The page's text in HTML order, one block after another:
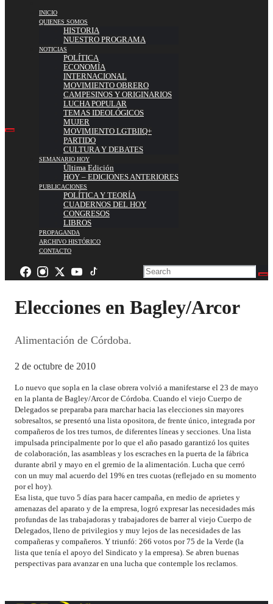
INICIO
QUIENES SOMOS
HISTORIA
NUESTRO PROGRAMA
NOTICIAS
POLÍTICA
ECONOMÍA
INTERNACIONAL
MOVIMIENTO OBRERO
CAMPESINOS Y ORIGINARIOS
LUCHA POPULAR
TEMAS IDEOLÓGICOS
MUJER
MOVIMIENTO LGTBIIQ+
PARTIDO
CULTURA Y DEBATES
SEMANARIO HOY
Última Edición
HOY – EDICIONES ANTERIORES
PUBLICACIONES
POLÍTICA Y TEORÍA
CUADERNOS DEL HOY
CONGRESOS
LIBROS
PROPAGANDA
ARCHIVO HISTÓRICO
CONTACTO
Elecciones en Bagley/Arcor
Alimentación de Córdoba.
2 de octubre de 2010
Lo nuevo que sopla en la clase obrera volvió a manifestarse el 23 de mayo
en la planta de Bagley/Arcor de Córdoba. Cuando el viejo Cuerpo de
Delegados se preparaba para marchar hacia las elecciones sin mayores
sobresaltos, se presentó una lista opositora, de frente único, integrada por
compañeros de los tres turnos, de diferentes líneas y secciones. Una lista
impulsada principalmente por lo que el año pasado garantizó los quites
de colaboración, las asambleas y los escraches en la puerta de la fábrica
durante abril y mayo en el gremio de la alimentación. Lucha que cerró
con un muy mal acuerdo del 19% en tres cuotas (reflejado en su momento
por el hoy).
Esa lista, que tuvo 5 días para hacer campaña, en medio de aprietes y
amenazas del aparato y de la empresa, logró expresar las necesidades más
profundas de las trabajadoras y trabajadores de barrer al viejo Cuerpo de
Delegados, lleno de privilegios y muy lejos de las necesidades de las
compañeras y compañeros. Y triunfó: 266 votos por 75 de la Verde (la
lista que tenía el apoyo del Sindicato y la empresa). Se abren buenas
perspectivas para avanzar en una lucha que contemple los reclamos.